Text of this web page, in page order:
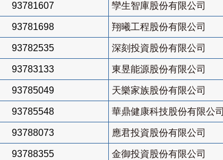
93781607 孿生智庫股份有限公司
93781698 翔曦工程股份有限公司
93782535 深刻投資股份有限公司
93783133 東昱能源股份有限公司
93785049 天樂家族股份有限公司
93785548 華鼎健康科技股份有限公司
93788073 應君投資股份有限公司
93788355 金御投資股份有限公司